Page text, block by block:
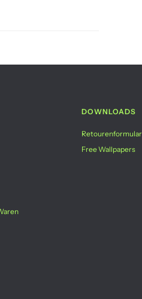
DOWNLOADS
Retourenformular
Free Wallpapers